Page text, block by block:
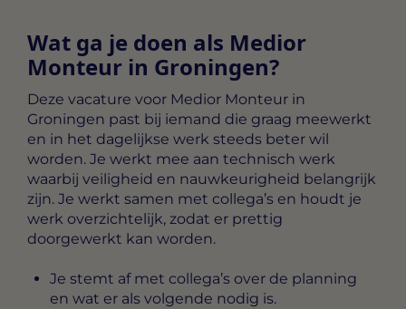
Wat ga je doen als Medior
Monteur in Groningen?
Deze vacature voor Medior Monteur in
Groningen past bij iemand die graag meewerkt
en in het dagelijkse werk steeds beter wil
worden. Je werkt mee aan technisch werk
waarbij veiligheid en nauwkeurigheid belangrijk
zijn. Je werkt samen met collega’s en houdt je
werk overzichtelijk, zodat er prettig
doorgewerkt kan worden.
Je stemt af met collega’s over de planning
en wat er als volgende nodig is.